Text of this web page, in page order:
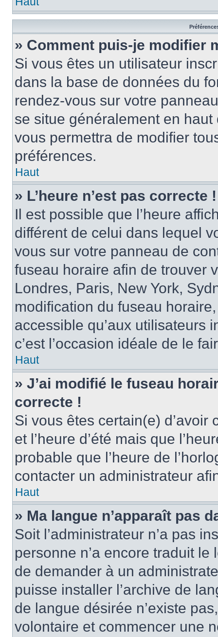
» Comment puis-je modifier
Si vous êtes un utilisateur
dans la base de données du
rendez-vous sur votre
se situe généralement en
vous permettra de modifier
préférences.
Haut
» L’heure n’est pas correcte !
Il est possible que l’heure
différent de celui dans lequel
vous sur votre panneau de
fuseau horaire afin de trouver
Londres, Paris, New York,
modification du fuseau
accessible qu’aux utilisateurs
c’est l’occasion idéale de le
Haut
» J’ai modifié le fuseau
correcte !
Si vous êtes certain(e)
et l’heure d’été mais que
probable que l’heure de
contacter un administrateur
Haut
» Ma langue n’apparaît pas
Soit l’administrateur n’a pas
personne n’a encore traduit
de demander à un
puisse installer l’archive de
de langue désirée n’existe
volontaire et commencer une